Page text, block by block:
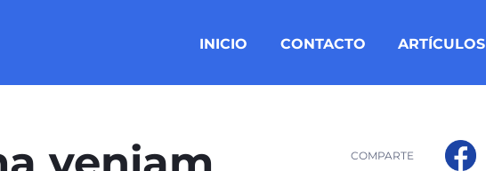
INICIO CONTACTO ARTÍCULOS
COMPARTE